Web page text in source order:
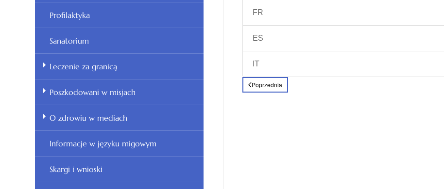
FR
ES
IT
Poprzednia
Profilaktyka
Sanatorium
Leczenie za granicą
Poszkodowani w misjach
O zdrowiu w mediach
Informacje w języku migowym
Skargi i wnioski